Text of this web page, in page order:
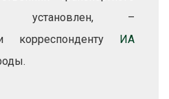
установлен, –
корреспонденту
ИА